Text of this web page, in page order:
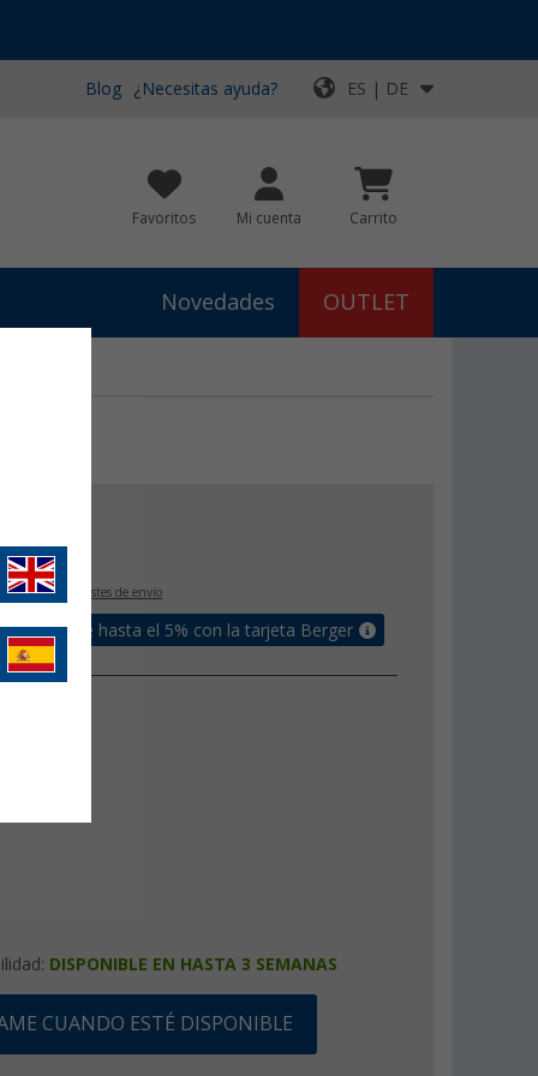
Blog ¿Necesitas ayuda? ES | DE
Favoritos Mi cuenta Carrito
Novedades OUTLET
incluido + Costes de envío
bonus de hasta el 5% con la tarjeta Berger
DISPONIBLE EN HASTA 3 SEMANAS
CUANDO ESTÉ DISPONIBLE